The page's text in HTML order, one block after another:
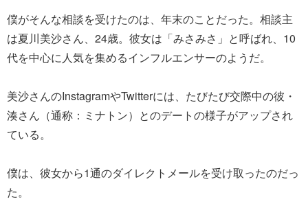
僕がそんな相談を受けたのは、年末のことだった。相談主
は夏川美沙さん、24歳。彼女は「みさみさ」と呼ばれ、10
代を中心に人気を集めるインフルエンサーのようだ。
美沙さんのInstagramやTwitterには、たびたび交際中の彼・
湊さん（通称：ミナトン）とのデートの様子がアップされ
ている。
僕は、彼女から1通のダイレクトメールを受け取ったのだっ
た。